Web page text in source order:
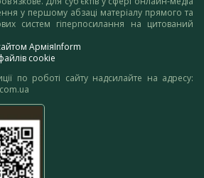
у першому абзаці матеріалу прямого та
систем гіперпосилання на цитований
АрміяInform
cookie
по роботі сайту надсилайте на адресу: